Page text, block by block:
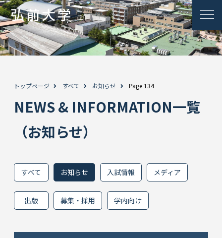
トップページ すべて お知らせ Page 134
NEWS & INFORMATION一覧
（お知らせ）
すべて お知らせ 入試情報 メディア
出版 募集・採用 学内向け